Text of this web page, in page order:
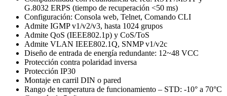
G.8032 ERPS (tiempo de recuperación <50 ms)
Configuración: Consola web, Telnet, Comando CLI
Admite IGMP v1/v2/v3, hasta 1024 grupos
Admite QoS (IEEE802.1p) y CoS/ToS
Admite VLAN IEEE802.1Q, SNMP v1/v2c
Diseño de entrada de energía redundante: 12~48 VCC
Protección contra polaridad inversa
Protección IP30
Montaje en carril DIN o pared
Rango de temperatura de funcionamiento – STD: -10° a 70°C